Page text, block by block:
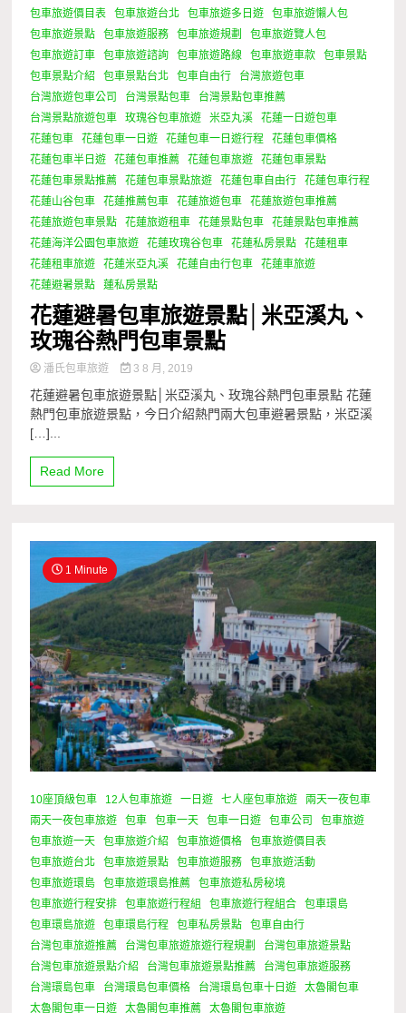
包車旅遊價目表
包車旅遊台北 包車旅遊多日遊
包車旅遊懶人包
包車旅遊景點
包車旅遊服務 包車旅遊規劃
包車旅遊覽人包
包車旅遊訂車
包車旅遊諮詢 包車旅遊路線 包車旅遊車款
包車景點
包車景點介紹
包車景點台北 包車自由行
台灣旅遊包車
台灣旅遊包車公司
台灣景點包車
台灣景點包車推薦
台灣景點旅遊包車
玫瑰谷包車旅遊 米亞丸溪
花蓮一日遊包車
花蓮包車
花蓮包車一日遊 花蓮包車一日遊行程
花蓮包車價格
花蓮包車半日遊
花蓮包車推薦 花蓮包車旅遊
花蓮包車景點
花蓮包車景點推薦
花蓮包車景點旅遊 花蓮包車自由行
花蓮包車行程
花蓮山谷包車
花蓮推薦包車 花蓮旅遊包車
花蓮旅遊包車推薦
花蓮旅遊包車景點
花蓮旅遊租車 花蓮景點包車
花蓮景點包車推薦
花蓮海洋公園包車旅遊
花蓮玫瑰谷包車 花蓮私房景點
花蓮租車
花蓮租車旅遊
花蓮米亞丸溪 花蓮自由行包車
花蓮車旅遊
花蓮避暑景點
蓮私房景點
花蓮避暑包車旅遊景點│米亞溪丸、
玫瑰谷熱門包車景點
潘氏包車旅遊 3 8 月, 2019
花蓮避暑包車旅遊景點│米亞溪丸、玫瑰谷熱門包車景點 花蓮
熱門包車旅遊景點，今日介紹熱門兩大包車避暑景點，米亞溪
[…]...
Read More
1 Minute
10座頂級包車 12人包車旅遊 一日遊 七人座包車旅遊
兩天一夜包車
兩天一夜包車旅遊
包車 包車一天 包車一日遊 包車公司
包車旅遊
包車旅遊一天
包車旅遊介紹 包車旅遊價格
包車旅遊價目表
包車旅遊台北
包車旅遊景點 包車旅遊服務
包車旅遊活動
包車旅遊環島
包車旅遊環島推薦
包車旅遊私房秘境
包車旅遊行程安排
包車旅遊行程組 包車旅遊行程組合
包車環島
包車環島旅遊
包車環島行程 包車私房景點
包車自由行
台灣包車旅遊推薦
台灣包車旅遊旅遊行程規劃
台灣包車旅遊景點
台灣包車旅遊景點介紹
台灣包車旅遊景點推薦
台灣包車旅遊服務
台灣環島包車
台灣環島包車價格 台灣環島包車十日遊
太魯閣包車
太魯閣包車一日遊
太魯閣包車推薦 太魯閣包車旅遊